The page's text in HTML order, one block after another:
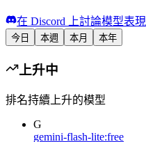
在 Discord 上討論模型表現
今日 本週 本月 本年
上升中
排名持續上升的模型
G
gemini-flash-lite:free